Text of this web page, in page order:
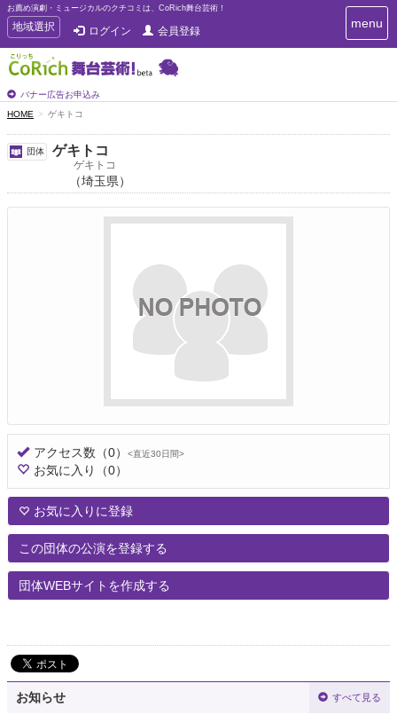
お薦め演劇・ミュージカルのクチコミは、CoRich舞台芸術！
T
o
g
g
e
n
a
v
i
a
t
地域選択 ログイン 会員登録
バナー広告お申込み
T
o
menu
HOME ゲキトコ
団体 ゲキトコ
ゲキトコ
（埼玉県）
アクセス数 （0） <直近30日間>
お気に入り （0）
お気に入りに登録
この団体の公演を登録する
団体WEBサイトを作成する
お知らせ すべて見る